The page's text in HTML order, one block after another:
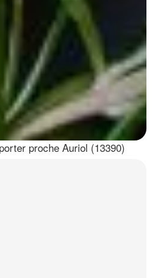
proche Auriol (13390)